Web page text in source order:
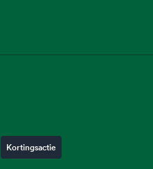
Kortingsactie